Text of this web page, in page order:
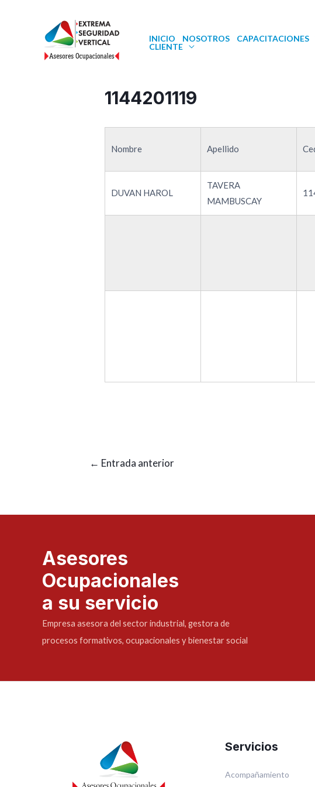
INICIO NOSOTROS CAPACITACIONES
CLIENTE
1144201119
Nombre Apellido
DUVAN HAROL
TAVERA
MAMBUSCAY
← Entrada anterior
Asesores
Ocupacionales
a su servicio
Empresa asesora del sector industrial, gestora de
procesos formativos, ocupacionales y bienestar social
Servicios
Acompañamiento